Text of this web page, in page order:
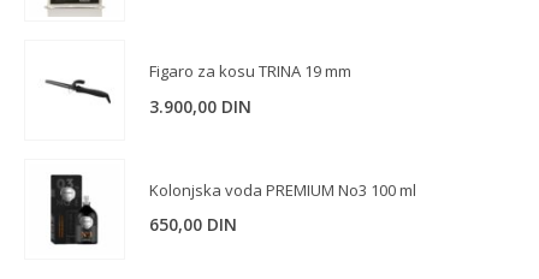
bila:
990,00 DIN.
490,00 DIN.
Figaro za kosu TRINA 19 mm
3.900,00 DIN
Kolonjska voda PREMIUM No3 100 ml
650,00 DIN